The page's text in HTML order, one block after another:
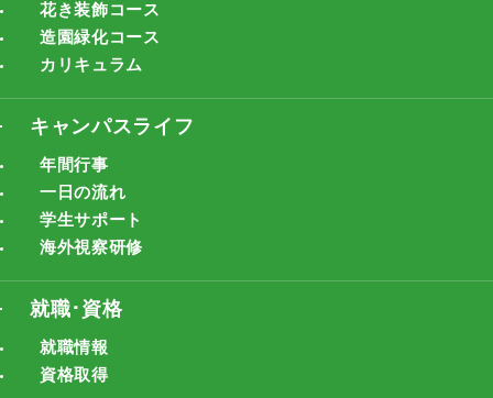
花き装飾コース
造園緑化コース
カリキュラム
キャンパスライフ
年間行事
一日の流れ
学生サポート
海外視察研修
就職･資格
就職情報
資格取得